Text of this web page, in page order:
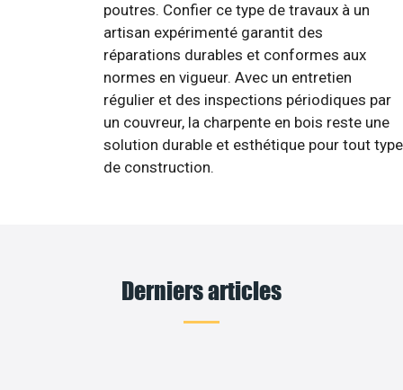
poutres. Confier ce type de travaux à un
artisan expérimenté garantit des
réparations durables et conformes aux
normes en vigueur. Avec un entretien
régulier et des inspections périodiques par
un couvreur, la charpente en bois reste une
solution durable et esthétique pour tout type
de construction.
Derniers articles